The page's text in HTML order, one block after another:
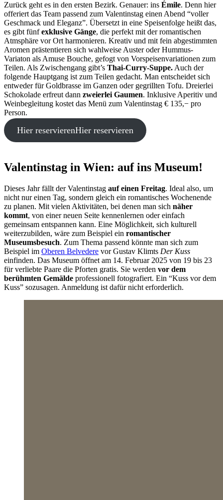
Zurück geht es in den ersten Bezirk. Genauer: ins Émile. Denn hier
offeriert das Team passend zum Valentinstag einen Abend “voller
Geschmack und Eleganz”. Übersetzt in eine Speisenfolge heißt das,
es gibt fünfexklusive Gänge, die perfekt mit der romantischen
Atmsphäre vor Ort harmonieren. Kreativ und mit fein abgestimmten
Aromen prästentieren sich wahlweise Auster oder Hummus-
Variaton als Amuse Bouche, gefogt von Vorspeisenvariationen zum
Teilen. Als Zwischengang gibt’s Thai-Curry-Suppe. Auch der
folgende Hauptgang ist zum Teilen gedacht. Man entscheidet sich
entweder für Goldbrasse im Ganzen oder gegrillten Tofu. Dreierlei
Schokolade erfreut dann zweierlei Gaumen. Inklusive Aperitiv und
Weinbegleitung kostet das Menü zum Valentinstag € 135,− pro
Person.
Hier reservierenHier reservieren
Valentinstag in Wien: auf ins Museum!
Dieses Jahr fällt der Valentinstag auf einen Freitag. Ideal also, um
nicht nur einen Tag, sondern gleich ein romantisches Wochenende
zu planen. Mit vielen Aktivitäten, bei denen man sich näher
kommt, von einer neuen Seite kennenlernen oder einfach
gemeinsam entspannen kann. Eine Möglichkeit, sich kulturell
weiterzubilden, wäre zum Beispiel ein romantischer
Museumsbesuch. Zum Thema passend könnte man sich zum
Beispiel im Oberen Belvedere vor Gustav Klimts Der Kuss
einfinden. Das Museum öffnet am 14. Februar 2025 von 19 bis 23
für verliebte Paare die Pforten gratis. Sie werden vor dem
berühmten Gemälde professionell fotografiert. Ein “Kuss vor dem
Kuss” sozusagen. Anmeldung ist dafür nicht erforderlich.